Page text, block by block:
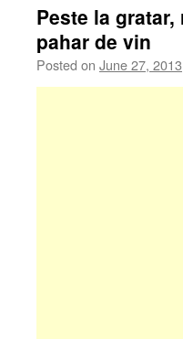
Peste la
pahar de vin
Posted on June 27, 2013